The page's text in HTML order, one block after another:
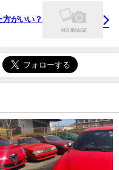
がいい？